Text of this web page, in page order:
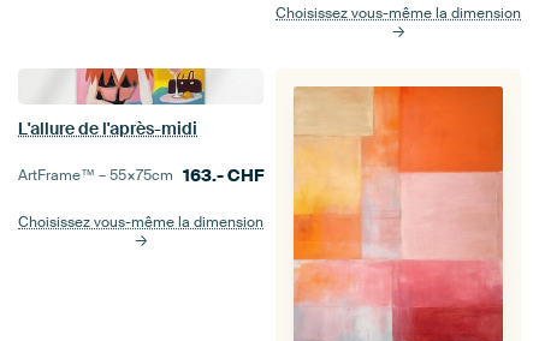
Choisissez vous-même la dimension
L'allure de l'après-midi
ArtFrame™ –55×75cm 163.-CHF
Choisissez vous-même la dimension